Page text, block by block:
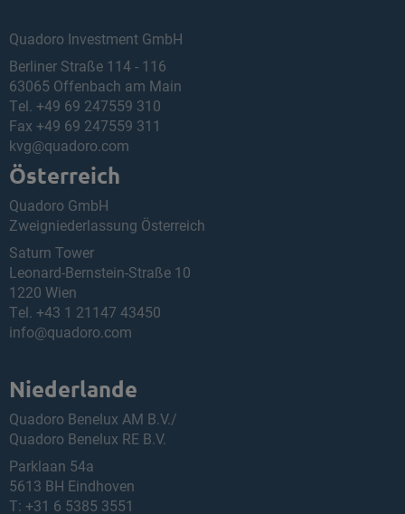
Quadoro Investment GmbH
Berliner Straße 114 - 116
63065 Offenbach am Main
Tel. +49 69 247559 310
Fax +49 69 247559 311
kvg@quadoro.com
Österreich
Quadoro GmbH
Zweigniederlassung Österreich
Saturn Tower
Leonard-Bernstein-Straße 10
1220 Wien
Tel. +43 1 21147 43450
info@quadoro.com
Niederlande
Quadoro Benelux AM B.V./
Quadoro Benelux RE B.V.
Parklaan 54a
5613 BH Eindhoven
T: +31 6 5385 3551